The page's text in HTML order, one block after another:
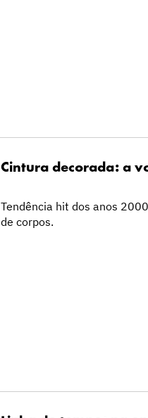
Cintura decorada: a
Tendência hit dos anos
de corpos.